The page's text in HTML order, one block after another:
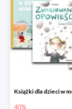
40%